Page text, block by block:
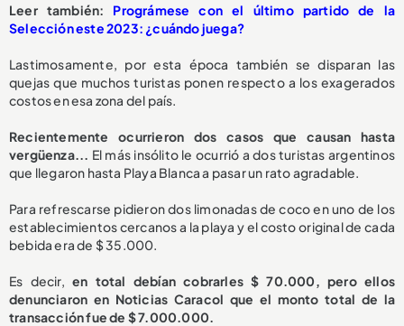
Leer también: Prográmese con el último partido de la
Selección este 2023: ¿cuándo juega?
Lastimosamente, por esta época también se disparan las
quejas que muchos turistas ponen respecto a los exagerados
costos en esa zona del país.
Recientemente ocurrieron dos casos que causan hasta
vergüenza... El más insólito le ocurrió a dos turistas argentinos
que llegaron hasta Playa Blanca a pasar un rato agradable.
Para refrescarse pidieron dos limonadas de coco en uno de los
establecimientos cercanos a la playa y el costo original de cada
bebida era de $ 35.000.
Es decir, en total debían cobrarles $ 70.000, pero ellos
denunciaron en Noticias Caracol que el monto total de la
transacción fue de $ 7.000.000.